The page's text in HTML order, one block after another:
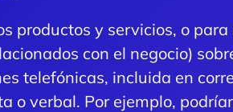
productos y servicios, o
con el negocio)
telefónicas, incluida en
o verbal. Por ejemplo,